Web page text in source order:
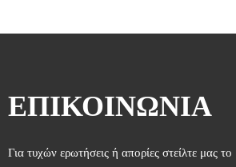
ΕΠΙΚΟΙΝΩΝΙΑ
Για τυχών ερωτήσεις ή απορίες στείλτε μας